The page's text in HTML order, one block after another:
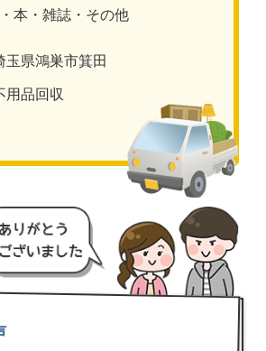
本・雑誌・その他
玉県鴻巣市箕田
用品回収